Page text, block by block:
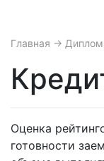
Главная →
Оценка
готовности